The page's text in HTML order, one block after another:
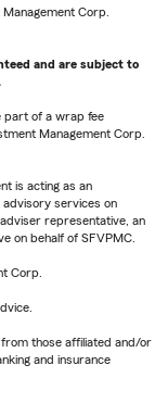
Corp.
and are subject to
part of a wrap fee
Management Corp.
is acting as an
services on
representative, an
on behalf of SFVPMC.
Corp.
those affiliated and/or
and insurance